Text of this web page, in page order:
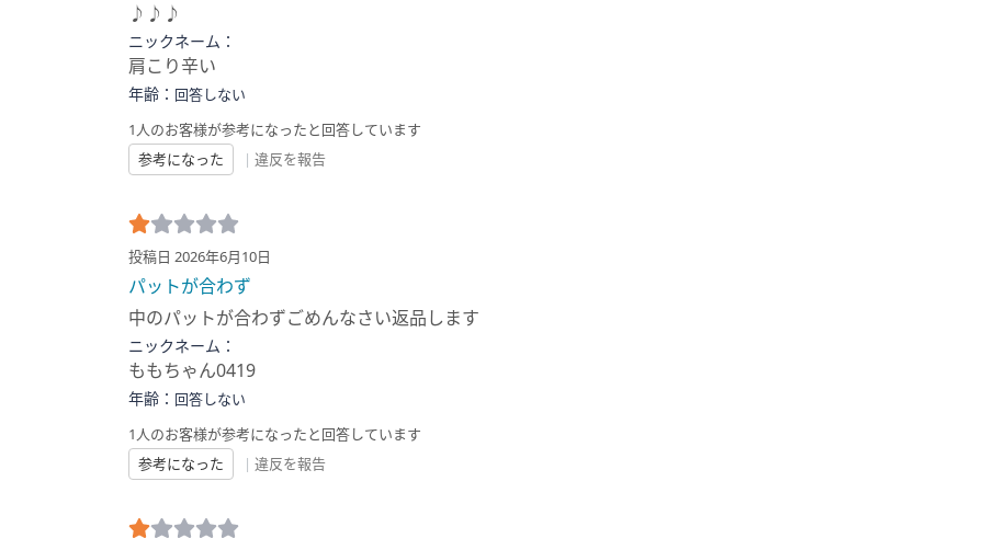
♪♪♪
ニックネーム：
肩こり辛い
年齢： 回答しない
1人のお客様が参考になったと回答しています
参考になった
| 違反を報告
投稿日 2026年6月10日
パットが合わず
中のパットが合わずごめんなさい返品します
ニックネーム：
ももちゃん0419
年齢： 回答しない
1人のお客様が参考になったと回答しています
参考になった
| 違反を報告